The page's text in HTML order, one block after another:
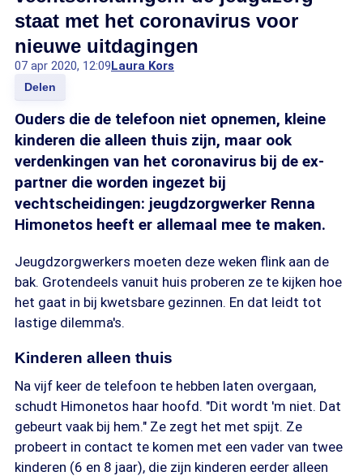
staat met het coronavirus voor
nieuwe uitdagingen
07 apr 2020, 12:09Laura Kors
Delen
Ouders die de telefoon niet opnemen, kleine
kinderen die alleen thuis zijn, maar ook
verdenkingen van het coronavirus bij de ex-
partner die worden ingezet bij
vechtscheidingen: jeugdzorgwerker Renna
Himonetos heeft er allemaal mee te maken.
Jeugdzorgwerkers moeten deze weken flink aan de
bak. Grotendeels vanuit huis proberen ze te kijken hoe
het gaat in bij kwetsbare gezinnen. En dat leidt tot
lastige dilemma's.
Kinderen alleen thuis
Na vijf keer de telefoon te hebben laten overgaan,
schudt Himonetos haar hoofd. "Dit wordt 'm niet. Dat
gebeurt vaak bij hem." Ze zegt het met spijt. Ze
probeert in contact te komen met een vader van twee
kinderen (6 en 8 jaar), die zijn kinderen eerder alleen